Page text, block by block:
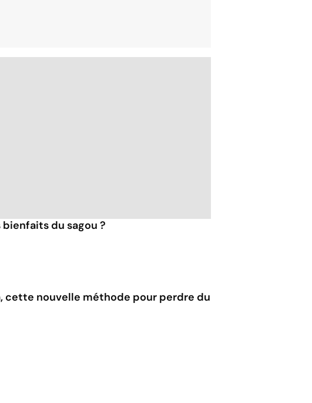
du sagou ?
cette nouvelle méthode pour perdre du